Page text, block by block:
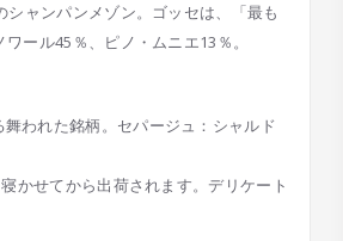
ャンパンメゾン。ゴッセは、
「最も
ール45％、ピノ・ムニエ13％。
舞われた銘柄。セパージュ：シャル ド
かせてから出荷されます。デリケート